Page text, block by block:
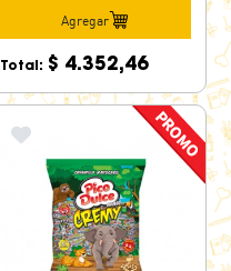
Agregar
Total: $ 4.352,46